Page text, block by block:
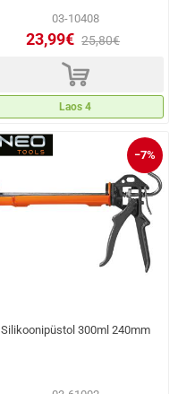
03-10408
23,99€ 25,80€
d
Laos 4
−7%
Silikoonipüstol 300ml 240mm